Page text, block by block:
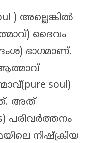
) അല്ലെങ്കിൽ
ദൈവം
ഭാഗമാണ്.
soul)
അത്
പരിവർത്തനം
നിഷ്ക്രിയ